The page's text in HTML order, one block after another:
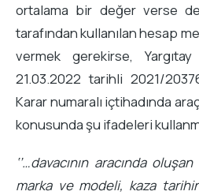
ortalama bir değer verse de
tarafından kullanılan hesap
vermek gerekirse,
21.03.2022 tarihli 2021/
Karar numaralı içtihadında
konusunda şu ifadeleri
‘’…davacının aracında
marka ve modeli, kaza